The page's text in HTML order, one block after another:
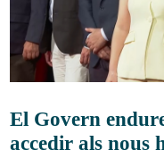
El Govern
accedir als nous